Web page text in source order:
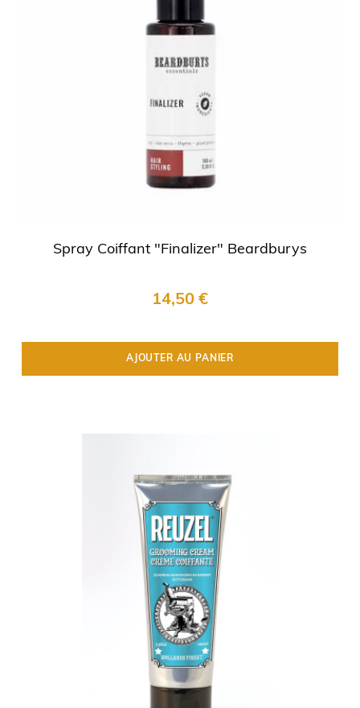
Spray Coiffant "Finalizer" Beardburys
14,50 €
AJOUTER AU PANIER